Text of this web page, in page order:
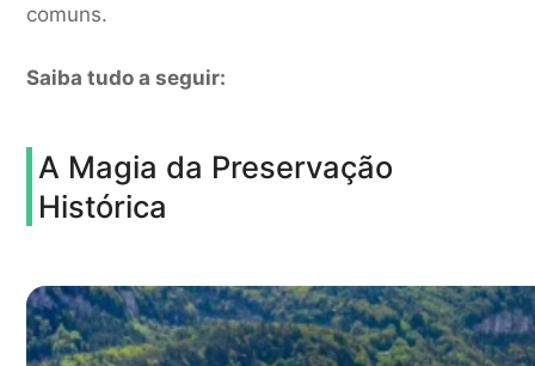
comuns.
Saiba tudo a seguir:
A Magia da Preservação
Histórica